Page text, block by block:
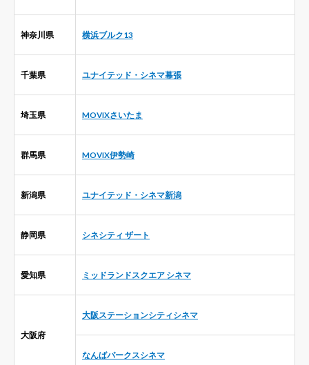
神奈川県 横浜ブルク13
千葉県 ユナイテッド・シネマ幕張
埼玉県 MOVIXさいたま
群馬県 MOVIX伊勢崎
新潟県 ユナイテッド・シネマ新潟
静岡県 シネシティ ザート
愛知県 ミッドランドスクエア シネマ
大阪府
大阪ステーションシティシネマ
なんばパークスシネマ